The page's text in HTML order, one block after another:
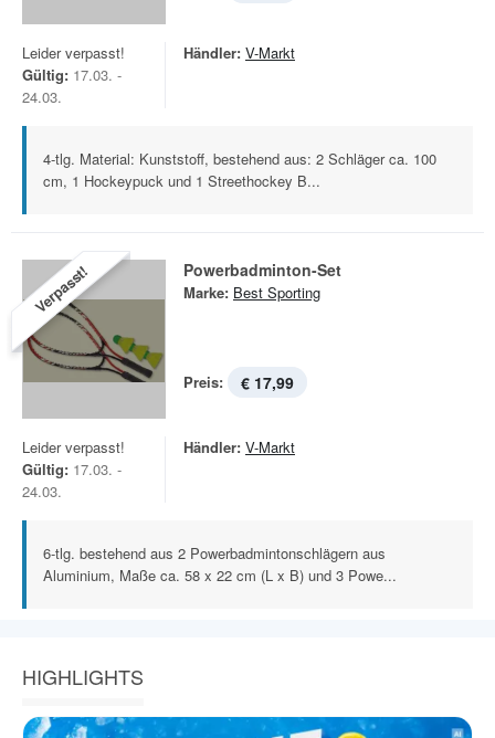
Leider verpasst!
Gültig: 17.03. -
24.03.
Händler: V-Markt
4-tlg. Material: Kunststoff, bestehend aus: 2 Schläger ca. 100
cm, 1 Hockeypuck und 1 Streethockey B...
Verpasst! Powerbadminton-Set
Marke: Best Sporting
Preis: € 17,99
Leider verpasst!
Gültig: 17.03. -
24.03.
Händler: V-Markt
6-tlg. bestehend aus 2 Powerbadmintonschlägern aus
Aluminium, Maße ca. 58 x 22 cm (L x B) und 3 Powe...
HIGHLIGHTS